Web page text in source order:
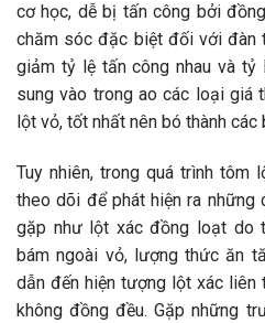
cơ học, dễ bị tấn công bởi
chăm sóc đặc biệt đối với đàn
giảm tỷ lệ tấn công nhau và tỷ
sung vào trong ao các loại giá
lột vỏ, tốt nhất nên bó thành các
Tuy nhiên, trong quá trình tôm
theo dõi để phát hiện ra những
gặp như lột xác đồng loạt do
bám ngoài vỏ, lượng thức ăn
dẫn đến hiện tượng lột xác liên
không đồng đều. Gặp những